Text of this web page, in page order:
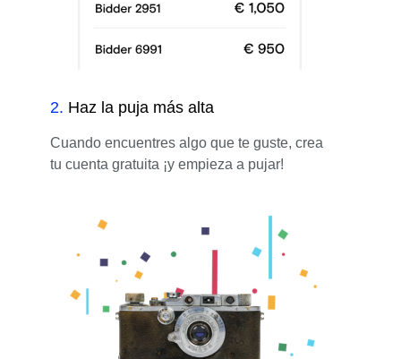
2. Haz la puja más alta
Cuando encuentres algo que te guste, crea
tu cuenta gratuita ¡y empieza a pujar!